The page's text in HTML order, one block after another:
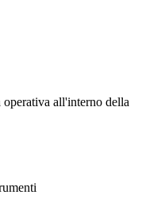
all'interno della